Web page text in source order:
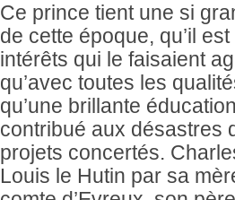
Ce prince tient une si
de cette époque, qu’il
intérêts qui le faisaient
qu’avec toutes les
qu’une brillante
contribué aux désastres
projets concertés.
Louis le Hutin par sa